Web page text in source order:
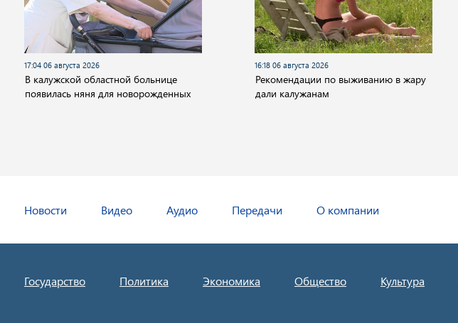
17:04 06 августа 2026
В калужской областной больнице
появилась няня для новорожденных
16:18 06 августа 2026
Рекомендации по выживанию в жару
дали калужанам
Новости Видео Аудио Передачи О компании
Государство Политика Экономика Общество Культура